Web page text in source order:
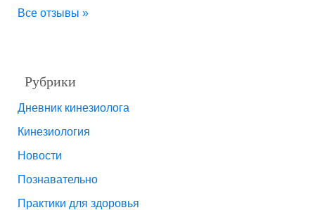
Все отзывы »
Рубрики
Дневник кинезиолога
Кинезиология
Новости
Познавательно
Практики для здоровья